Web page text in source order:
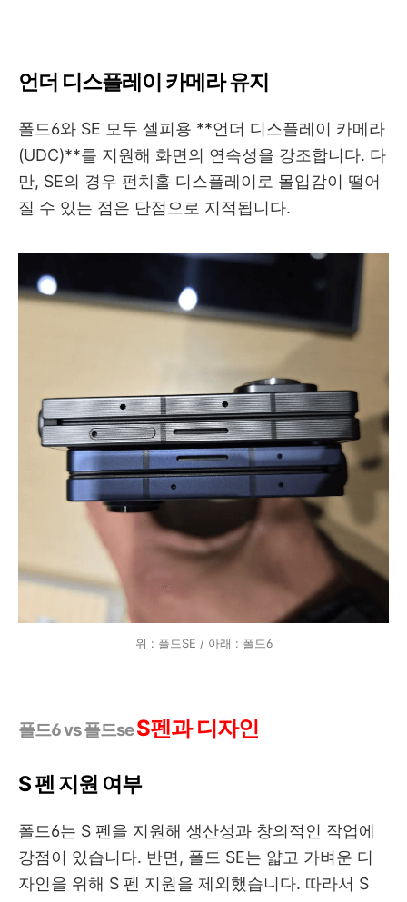
언더 디스플레이 카메라 유지
폴드6와 SE 모두 셀피용 **언더 디스플레이 카메라
(UDC)**를 지원해 화면의 연속성을 강조합니다. 다
만, SE의 경우 펀치홀 디스플레이로 몰입감이 떨어
질 수 있는 점은 단점으로 지적됩니다.
위 : 폴드SE / 아래 : 폴드6
폴드6 vs 폴드seS펜과 디자인
S 펜 지원 여부
폴드6는 S 펜을 지원해 생산성과 창의적인 작업에
강점이 있습니다. 반면, 폴드 SE는 얇고 가벼운 디
자인을 위해 S 펜 지원을 제외했습니다. 따라서 S